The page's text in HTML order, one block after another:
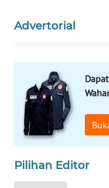
Advertorial
Pilihan Editor
NEWS
SIBARAGAS
NEWS
METRO
NEWS